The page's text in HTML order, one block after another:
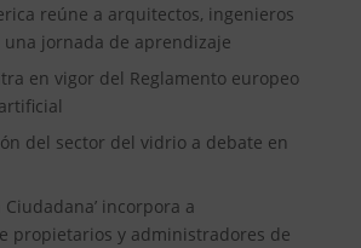
reúne a arquitectos, ingenieros
jornada de aprendizaje
en vigor del Reglamento europeo
del sector del vidrio a debate en
Ciudadana’ incorpora a
propietarios y administradores de